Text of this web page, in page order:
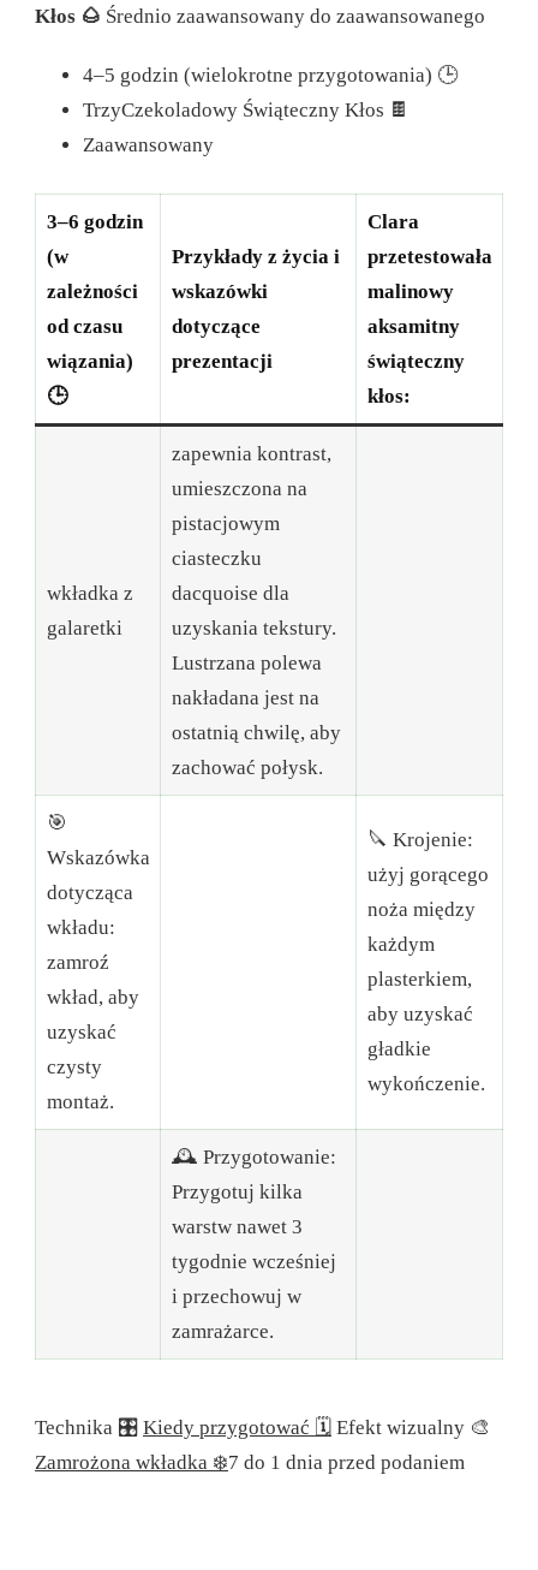
Kłos 🌰 Średnio zaawansowany do zaawansowanego
4–5 godzin (wielokrotne przygotowania) 🕒
TrzyCzekoladowy Świąteczny Kłos 🍫
Zaawansowany
3–6 godzin
(w
zależności
od czasu
wiązania)
🕒
Przykłady z życia i
wskazówki
dotyczące
prezentacji
Clara
przetestowała
malinowy
aksamitny
świąteczny
kłos:
wkładka z
galaretki
zapewnia kontrast,
umieszczona na
pistacjowym
ciasteczku
dacquoise dla
uzyskania tekstury.
Lustrzana polewa
nakładana jest na
ostatnią chwilę, aby
zachować połysk.
🎯
Wskazówka
dotycząca
wkładu:
zamroź
wkład, aby
uzyskać
czysty
montaż.
🔪 Krojenie:
użyj gorącego
noża między
każdym
plasterkiem,
aby uzyskać
gładkie
wykończenie.
🕰 Przygotowanie:
Przygotuj kilka
warstw nawet 3
tygodnie wcześniej
i przechowuj w
zamrażarce.
Technika 🎛 Kiedy przygotować 🗓 Efekt wizualny 🎨
Zamrożona wkładka ❄️7 do 1 dnia przed podaniem